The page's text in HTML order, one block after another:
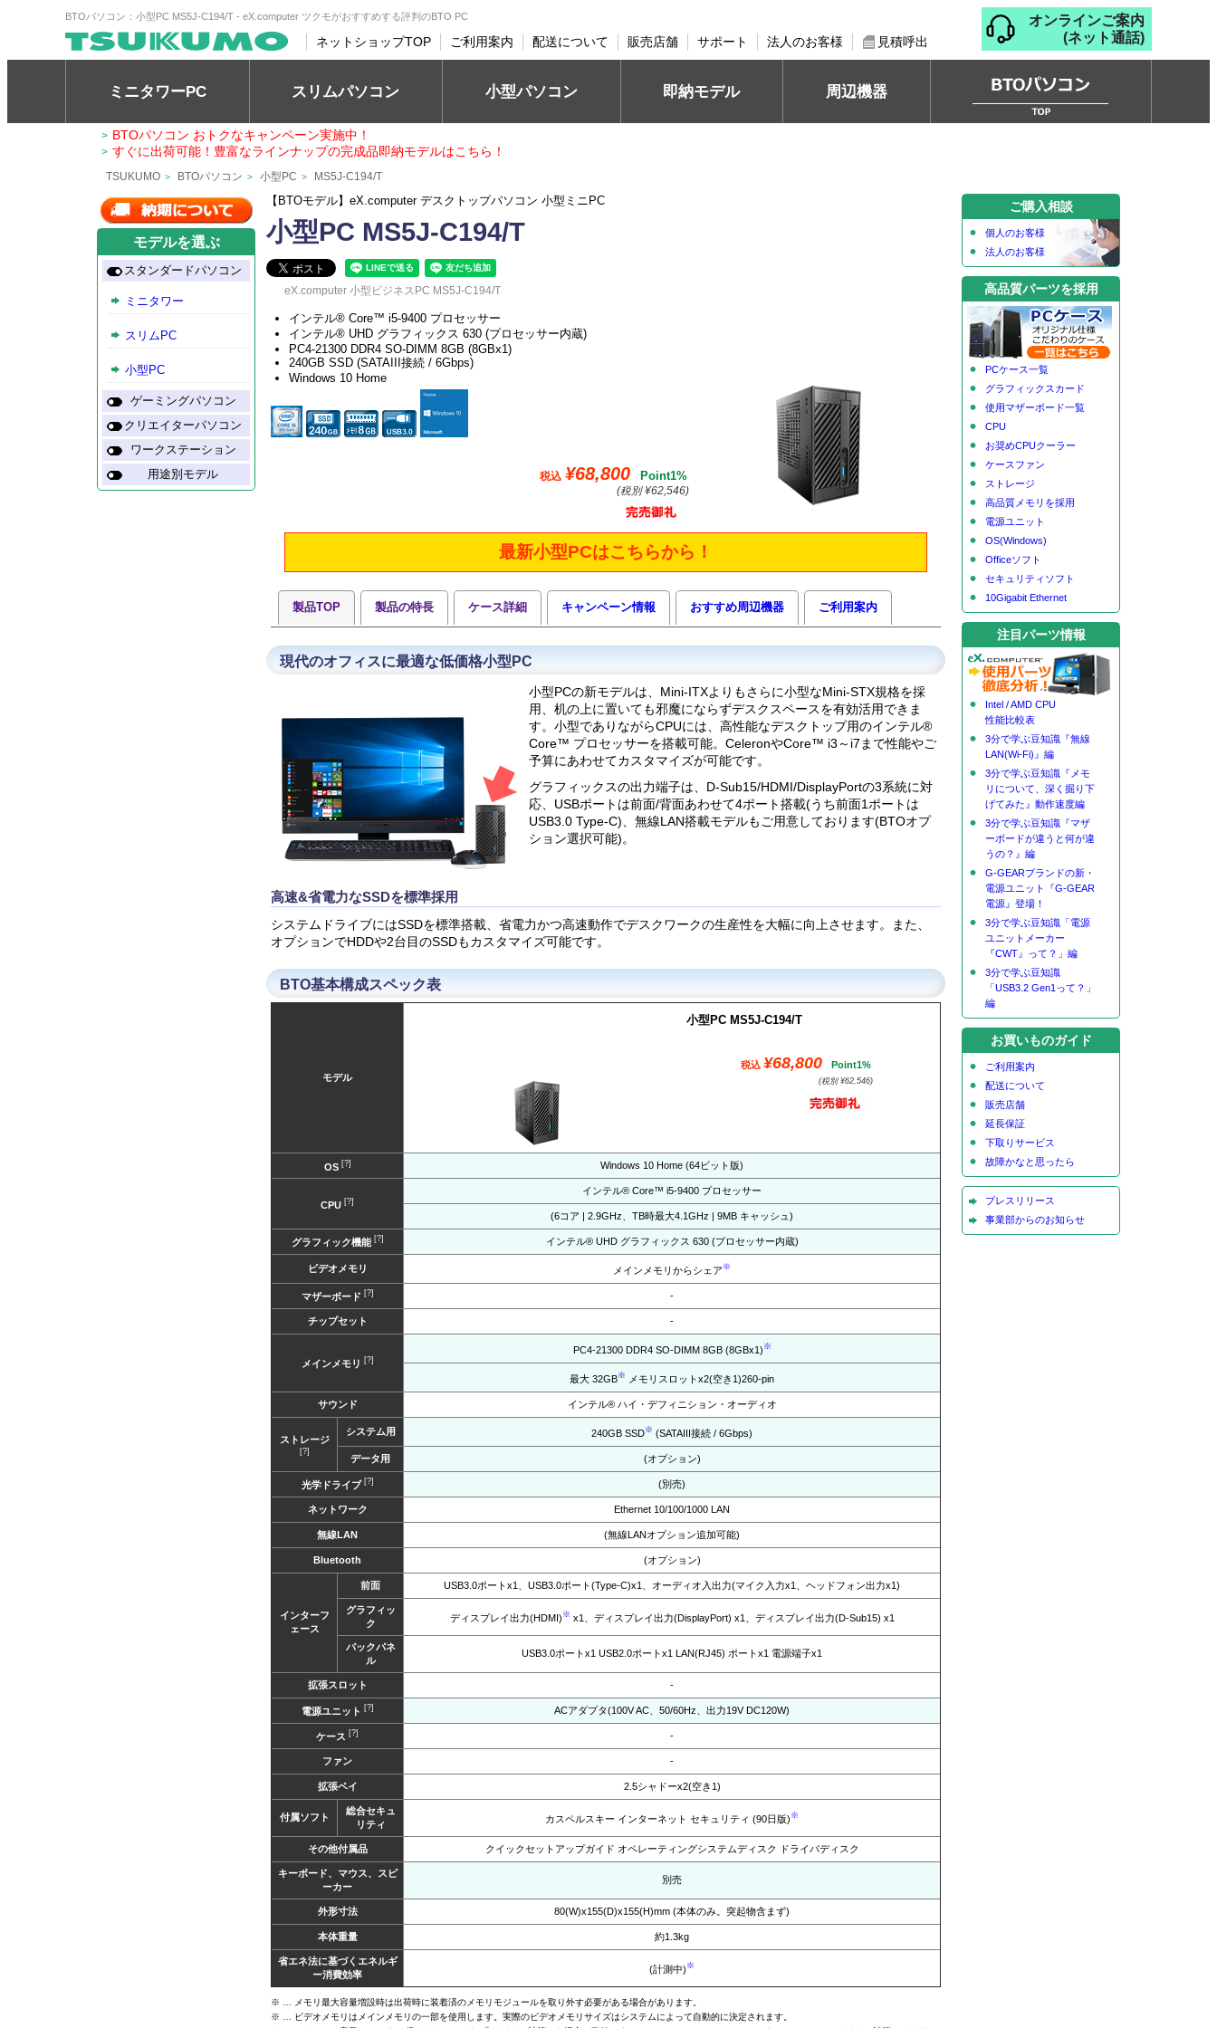
BTOパソコン：小型PC MS5J-C194/T - eX.computer ツクモがおすすめする評判のBTO PC
ネットショップTOP ご利用案内 配送について 販売店舗 サポート 法人のお客様 見積呼出
オンラインご案内
(ネット通話)
ミニタワーPC スリムパソコン 小型パソコン 即納モデル 周辺機器
> BTOパソコン おトクなキャンペーン実施中！
> すぐに出荷可能！豊富なラインナップの完成品即納モデルはこちら！
TSUKUMO > BTOパソコン > 小型PC > MS5J-C194/T
【BTOモデル】eX.computer デスクトップパソコン 小型ミニPC
小型PC MS5J-C194/T
eX.computer 小型ビジネスPC MS5J-C194/T
インテル® Core™ i5-9400 プロセッサー
インテル® UHD グラフィックス 630 (プロセッサー内蔵)
PC4-21300 DDR4 SO-DIMM 8GB (8GBx1)
240GB SSD (SATAIII接続 / 6Gbps)
Windows 10 Home
税込 ¥68,800 Point1%
(税別 ¥62,546)
最新小型PCはこちらから！
製品TOP 製品の特長 ケース詳細 キャンペーン情報 おすすめ周辺機器 ご利用案内
現代のオフィスに最適な低価格小型PC
小型PCの新モデルは、Mini-ITXよりもさらに小型なMini-STX規格を採
用、机の上に置いても邪魔にならずデスクスペースを有効活用できま
す。小型でありながらCPUには、高性能なデスクトップ用のインテル®
Core™ プロセッサーを搭載可能。CeleronやCore™ i3～i7まで性能やご
予算にあわせてカスタマイズが可能です。
グラフィックスの出力端子は、D-Sub15/HDMI/DisplayPortの3系統に対
応、USBポートは前面/背面あわせて4ポート搭載(うち前面1ポートは
USB3.0 Type-C)、 無線LAN搭載モデルもご用意しております(BTOオプ
ション選択可能)。
高速&省電力なSSDを標準採用
システムドライブにはSSDを標準搭載、省電力かつ高速動作でデスクワークの生産性を大幅に向上させます。また、
オプションでHDDや2台目のSSDもカスタマイズ可能です。
BTO基本構成スペック表
モデル
小型PC MS5J-C194/T
税込 ¥68,800 Point1%
(税別 ¥62,546)
OS[?] Windows 10 Home (64ビット版)
CPU [?]
インテル® Core™ i5-9400 プロセッサー
(6コア | 2.9GHz、TB時最大4.1GHz | 9MB キャッシュ)
グラフィック機能[?] インテル® UHD グラフィックス 630 (プロセッサー内蔵)
ビデオメモリ メインメモリからシェア ※
マザーボード [?] -
チップセット -
メインメモリ [?]
PC4-21300 DDR4 SO-DIMM 8GB (8GBx1) ※
最大 32GB※ メモリスロットx2(空き1)260-pin
サウンド インテル® ハイ・デフィニション・オーディオ
ストレージ
[?]
システム用 240GB SSD※ (SATAIII接続 / 6Gbps)
データ用 (オプション)
光学ドライブ[?] (別売)
ネットワーク Ethernet 10/100/1000 LAN
無線LAN (無線LANオプション追加可能)
Bluetooth (オプション)
インターフ
ェース
前面 USB3.0ポートx1、USB3.0ポート(Type-C)x1、オーディオ入出力(マイク入力x1、ヘッドフォン出力x1)
グラフィッ
ク
ディスプレイ出力(HDMI) ※ x1、ディスプレイ出力(DisplayPort) x1、ディスプレイ出力(D-Sub15) x1
バックパネ
ル
USB3.0ポートx1 USB2.0ポートx1 LAN(RJ45) ポートx1 電源端子x1
拡張スロット -
電源ユニット [?] ACアダプタ(100V AC、50/60Hz、出力19V DC120W)
ケース [?] -
ファン -
拡張ベイ 2.5シャドーx2(空き1)
付属ソフト
総合セキュ
リティ
カスペルスキー インターネット セキュリティ (90日版) ※
その他付属品 クイックセットアップガイド オペレーティングシステムディスク ドライバディスク
キーボード、マウス、スピ
ーカー
別売
外形寸法 80(W)x155(D)x155(H)mm (本体のみ。突起物含まず)
本体重量 約1.3kg
省エネ法に基づくエネルギ
ー消費効率
(計測中) ※
※ … メモリ最大容量増設時は出荷時に装着済のメモリモジュールを取り外す必要がある場合があります。
※ … ビデオメモリはメインメモリの一部を使用します。実際のビデオメモリサイズはシステムによって自動的に決定されます。
モデルを選ぶ
スタンダードパソコン
ミニタワー
スリムPC
小型PC
ゲーミングパソコン
クリエイターパソコン
ワークステーション
用途別モデル
ご購入相談
個人のお客様
法人のお客様
高品質パーツを採用
PCケース一覧
グラフィックスカード
使用マザーボード一覧
CPU
お奨めCPUクーラー
ケースファン
ストレージ
高品質メモリを採用
電源ユニット
OS(Windows)
Officeソフト
セキュリティソフト
10Gigabit Ethernet
注目パーツ情報
Intel / AMD CPU
性能比較表
3分で学ぶ豆知識『無線
LAN(Wi-Fi)』編
3分で学ぶ豆知識『メモ
リについて、深く掘り下
げてみた』動作速度編
3分で学ぶ豆知識『マザ
ーボードが違うと何が違
うの？』編
G-GEARブランドの新・
電源ユニット『G-GEAR
電源』登場！
3分で学ぶ豆知識「電源
ユニットメーカー
『CWT』って？」編
3分で学ぶ豆知識
「USB3.2 Gen1って？」
編
お買いものガイド
ご利用案内
配送について
販売店舗
延長保証
下取りサービス
故障かなと思ったら
プレスリリース
事業部からのお知らせ